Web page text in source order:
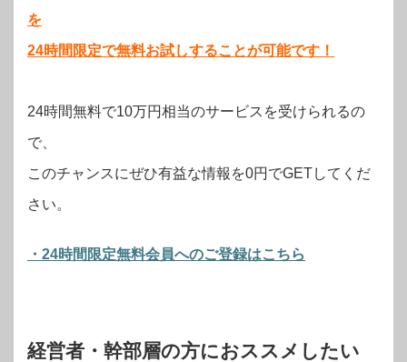
を
24時間限定で無料お試しすることが可能です！
24時間無料で10万円相当のサービスを受けられるの
で、
このチャンスにぜひ有益な情報を0円でGETしてくだ
さい。
・24時間限定無料会員へのご登録はこちら
経営者・幹部層の方におススメしたい